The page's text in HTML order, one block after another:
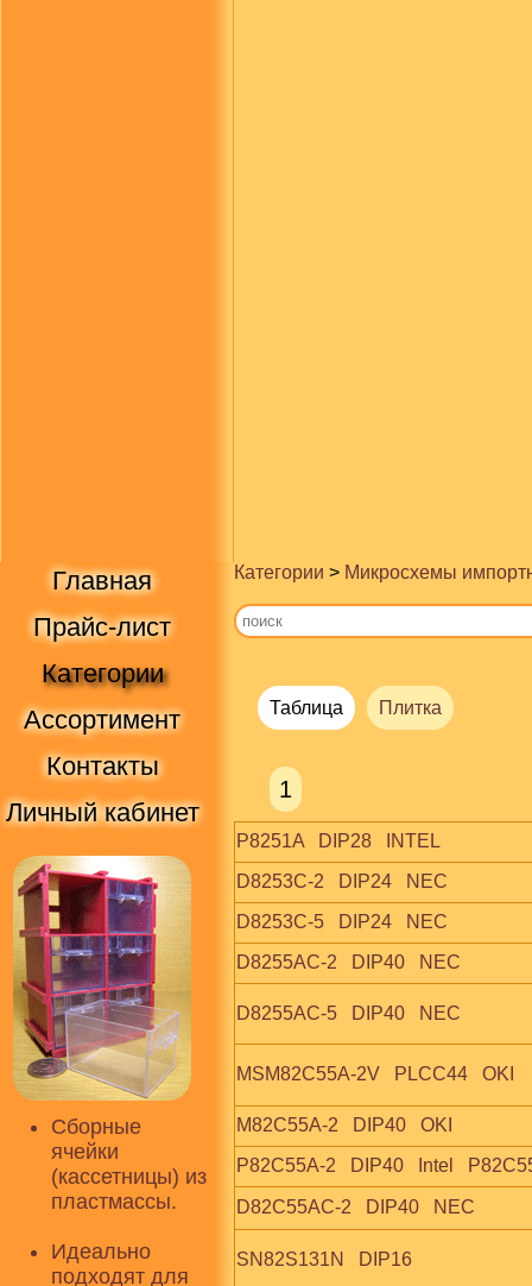
Главная
Прайс-лист
Категории
Ассортимент
Контакты
Личный кабинет
Сборные
ячейки
(кассетницы) из
пластмассы.
Идеально
подходят для
Категории > Микросхемы
Таблица Плитка
1
P8251A   DIP28   INTEL
D8253C-2   DIP24   NEC
D8253C-5   DIP24   NEC
D8255AC-2   DIP40   NEC
D8255AC-5   DIP40   NEC
MSM82C55A-2V   PLCC44   OKI
M82C55A-2   DIP40   OKI
P82C55A-2   DIP40   Intel
D82C55AC-2   DIP40   NEC
SN82S131N   DIP16